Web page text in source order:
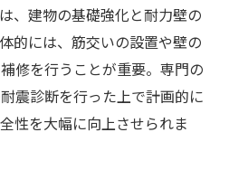
、建物の基礎強化と耐力壁の
的には、筋交いの設置や壁の
修を行うことが重要。専門の
震診断を行った上で計画的に
性を大幅に向上させられま